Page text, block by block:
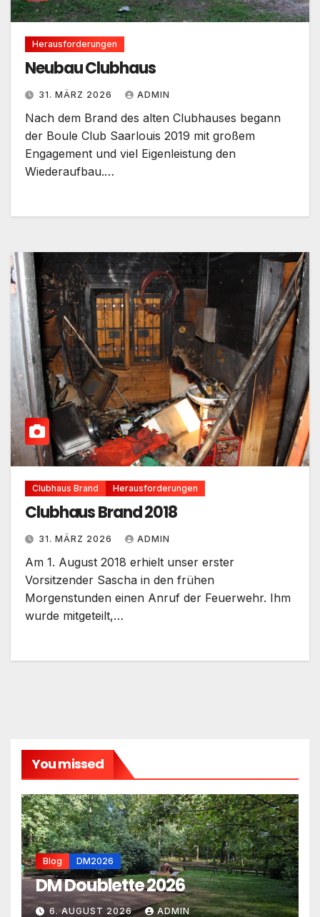
Herausforderungen
Neubau Clubhaus
31. MÄRZ 2026 ADMIN
Nach dem Brand des alten Clubhauses begann
der Boule Club Saarlouis 2019 mit großem
Engagement und viel Eigenleistung den
Wiederaufbau.…
Clubhaus Brand Herausforderungen
Clubhaus Brand 2018
31. MÄRZ 2026 ADMIN
Am 1. August 2018 erhielt unser erster
Vorsitzender Sascha in den frühen
Morgenstunden einen Anruf der Feuerwehr. Ihm
wurde mitgeteilt,…
You missed
Blog DM2026
DM Doublette 2026
6. AUGUST 2026 ADMIN